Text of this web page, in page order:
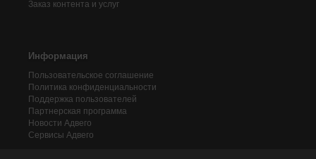
Заказ контента и услуг
Информация
Пользовательское соглашение
Политика конфиденциальности
Поддержка пользователей
Партнерская программа
Новости Адвего
Сервисы Адвего